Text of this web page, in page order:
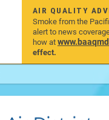
AIR QUALITY
Smoke from the
alert to news
how at
effect.